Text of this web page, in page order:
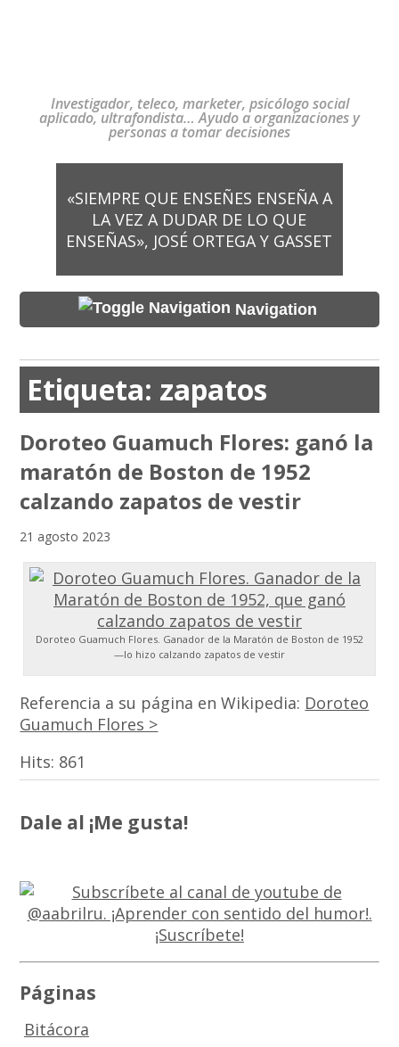
Investigador, teleco, marketer, psicólogo social
aplicado, ultrafondista… Ayudo a organizaciones y
personas a tomar decisiones
«SIEMPRE QUE ENSEÑES ENSEÑA A
LA VEZ A DUDAR DE LO QUE
ENSEÑAS», JOSÉ ORTEGA Y GASSET
Navigation
Etiqueta: zapatos
Doroteo Guamuch Flores: ganó la
maratón de Boston de 1952
calzando zapatos de vestir
21 agosto 2023
Doroteo Guamuch Flores. Ganador de la Maratón de Boston de 1952
—lo hizo calzando zapatos de vestir
Referencia a su página en Wikipedia: Doroteo
Guamuch Flores >
Hits: 861
Dale al ¡Me gusta!
Páginas
Bitácora